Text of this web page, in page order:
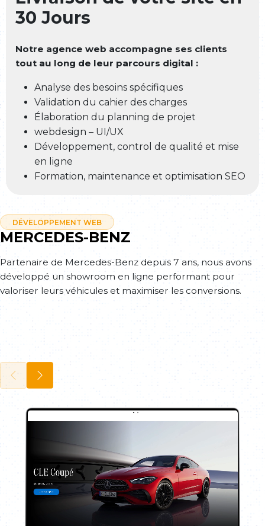
30 Jours
Notre agence web accompagne ses clients
tout au long de leur parcours digital :
Analyse des besoins spécifiques
Validation du cahier des charges
Élaboration du planning de projet
webdesign – UI/UX
Développement, control de qualité et mise
en ligne
Formation, maintenance et optimisation SEO
DÉVELOPPEMENT WEB
MERCEDES-BENZ
Partenaire de Mercedes-Benz depuis 7 ans, nous avons
développé un showroom en ligne performant pour
valoriser leurs véhicules et maximiser les conversions.